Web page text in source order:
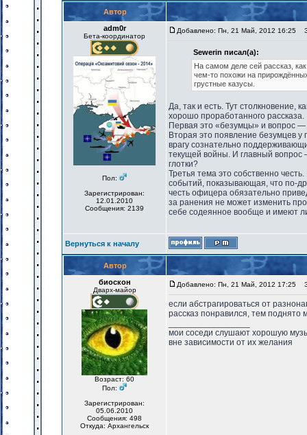
Автор
adm0r
Бета-координатор
Пол:
Зарегистрирован:
12.01.2010
Сообщения: 2139
Добавлено: Пн, 21 Май, 2012 16:25
Sewerin писал(а):
На самом деле сей рассказ,
чем-то похожи на
грустные казусы.
Да, так и есть. Тут столкновение,
хорошо проработанного рассказа.
Первая это «безумцы» и вопрос —
Вторая это появление безумцев у
врагу сознательно
текущей войны. И главный вопрос
глотки?
Третья тема это собственно
событий, показывающая, что по-
честь офицера обязательно
за ранения не может изменить
себе содеянное вообще и имеют
Вернуться к началу
Автор
биоскон
Дварх-майор
Возраст: 60
Пол:
Зарегистрирован:
05.06.2010
Сообщения: 498
Откуда: Архангельск
Добавлено: Пн, 21 Май, 2012 17:25
если абстрагироваться от
рассказ понравился, тем поднято
мои соседи слушают хорошую
вне зависимости от их желания